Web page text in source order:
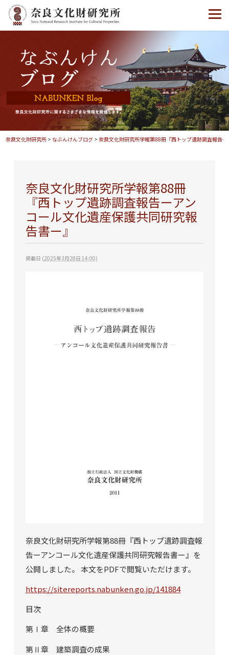
奈良文化財研究所 > なぶんけんブログ >奈良文化財研究所学報第88冊『西トップ遺跡調査報告
奈良文化財研究所学報第88冊
『西トップ遺跡調査報告ーアン
コール文化遺産保護共同研究報
告書ー』
掲載日 (2025年3月28日 14:00)
奈良文化財研究所学報第88冊『西トップ遺跡調査報
告ーアンコール文化遺産保護共同研究報告書ー』を
公開しました。 本文をPDFで閲覧いただけます。
https://sitereports.nabunken.go.jp/141884
目次
第Ⅰ章 全体の概要
第Ⅱ章 建築調査の成果